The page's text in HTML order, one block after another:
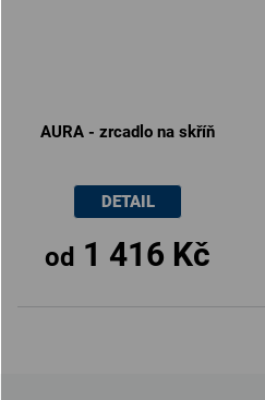
AURA - zrcadlo na skříň
od 1 416 Kč
DETAIL